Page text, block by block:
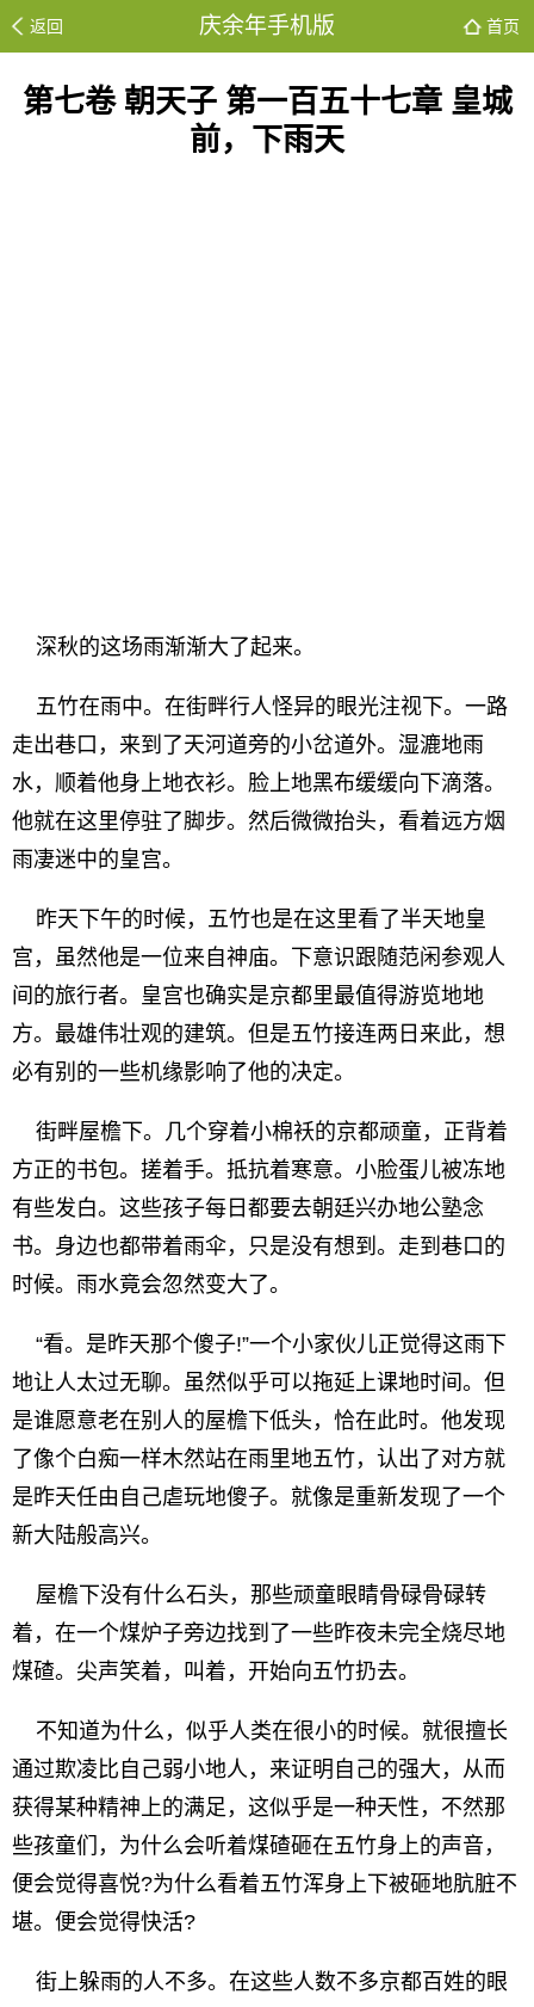
返回 庆余年手机版 首页
第七卷 朝天子 第一百五十七章 皇城
前，下雨天
深秋的这场雨渐渐大了起来。
五竹在雨中。在街畔行人怪异的眼光注视下。一路
走出巷口，来到了天河道旁的小岔道外。湿漉地雨
水，顺着他身上地衣衫。脸上地黑布缓缓向下滴落。
他就在这里停驻了脚步。然后微微抬头，看着远方烟
雨凄迷中的皇宫。
昨天下午的时候，五竹也是在这里看了半天地皇
宫，虽然他是一位来自神庙。下意识跟随范闲参观人
间的旅行者。皇宫也确实是京都里最值得游览地地
方。最雄伟壮观的建筑。但是五竹接连两日来此，想
必有别的一些机缘影响了他的决定。
街畔屋檐下。几个穿着小棉袄的京都顽童，正背着
方正的书包。搓着手。抵抗着寒意。小脸蛋儿被冻地
有些发白。这些孩子每日都要去朝廷兴办地公塾念
书。身边也都带着雨伞，只是没有想到。走到巷口的
时候。雨水竟会忽然变大了。
“看。是昨天那个傻子!”一个小家伙儿正觉得这雨下
地让人太过无聊。虽然似乎可以拖延上课地时间。但
是谁愿意老在别人的屋檐下低头，恰在此时。他发现
了像个白痴一样木然站在雨里地五竹，认出了对方就
是昨天任由自己虐玩地傻子。就像是重新发现了一个
新大陆般高兴。
屋檐下没有什么石头，那些顽童眼睛骨碌骨碌转
着，在一个煤炉子旁边找到了一些昨夜未完全烧尽地
煤碴。尖声笑着，叫着，开始向五竹扔去。
不知道为什么，似乎人类在很小的时候。就很擅长
通过欺凌比自己弱小地人，来证明自己的强大，从而
获得某种精神上的满足，这似乎是一种天性，不然那
些孩童们，为什么会听着煤碴砸在五竹身上的声音，
便会觉得喜悦?为什么看着五竹浑身上下被砸地肮脏不
堪。便会觉得快活?
街上躲雨的人不多。在这些人数不多京都百姓的眼